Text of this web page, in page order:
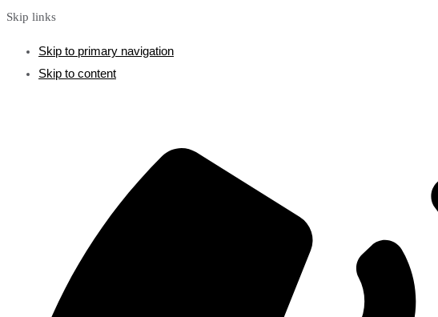
Skip links
Skip to primary navigation
Skip to content